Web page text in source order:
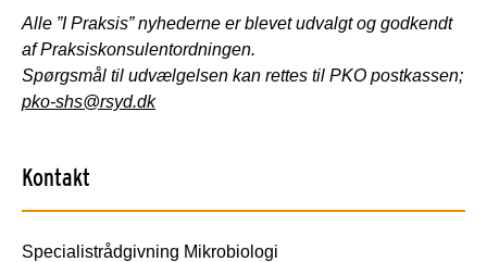
Alle ”I Praksis” nyhederne er blevet udvalgt og godkendt
af Praksiskonsulentordningen.
Spørgsmål til udvælgelsen kan rettes til PKO postkassen;
pko-shs@rsyd.dk
Kontakt
Specialistrådgivning Mikrobiologi